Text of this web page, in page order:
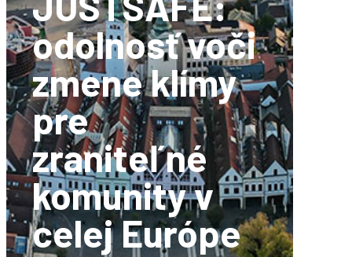
odolnosť voči
zmene klímy
pre
zraniteľné
komunity v
celej Európe